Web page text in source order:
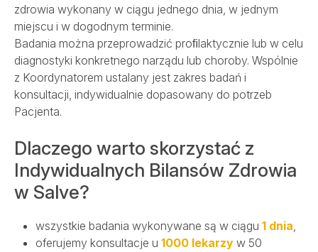
Szpital
Porody
Dla firm
Przychodnie
zdrowia wykonany w ciągu jednego dnia, w jednym
miejscu i w dogodnym terminie.
Badania można przeprowadzić proﬁlaktycznie lub w celu
diagnostyki konkretnego narządu lub choroby. Wspólnie
z Koordynatorem ustalany jest zakres badań i
konsultacji, indywidualnie dopasowany do potrzeb
Pacjenta.
Dlaczego warto skorzystać z
Indywidualnych Bilansów Zdrowia
w Salve?
wszystkie badania wykonywane są w ciągu 1 dnia,
oferujemy konsultacje u 1000 lekarzy w 50